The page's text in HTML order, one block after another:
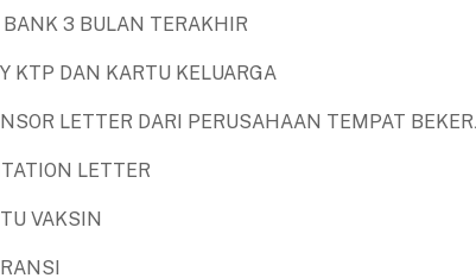
BANK 3 BULAN TERAKHIR
KTP DAN KARTU KELUARGA
LETTER DARI PERUSAHAAN TEMPAT
LETTER
VAKSIN